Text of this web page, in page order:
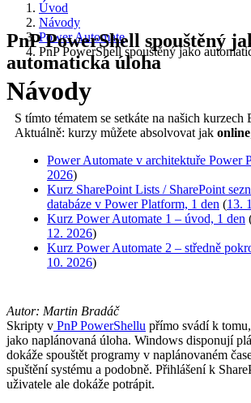
Úvod
Návody
Power Automate
PnP PowerShell spouštěný jako
Návody
PnP PowerShell spouštěný
automatická úloha
S tímto tématem se setkáte na našich kurzech
Aktuálně: kurzy můžete absolvovat jak online
Power Automate v architektuře Power
2026)
Kurz SharePoint Lists / SharePoint
databáze v Power Platform, 1 den (13.
Kurz Power Automate 1 – úvod, 1 den
12. 2026)
Kurz Power Automate 2 – středně
10. 2026)
Autor: Martin Bradáč
Skripty v PnP PowerShellu přímo svádí k
jako naplánovaná úloha. Windows disponují
dokáže spouštět programy v naplánovaném
spuštění systému a podobně. Přihlášení k
uživatele ale dokáže potrápit.